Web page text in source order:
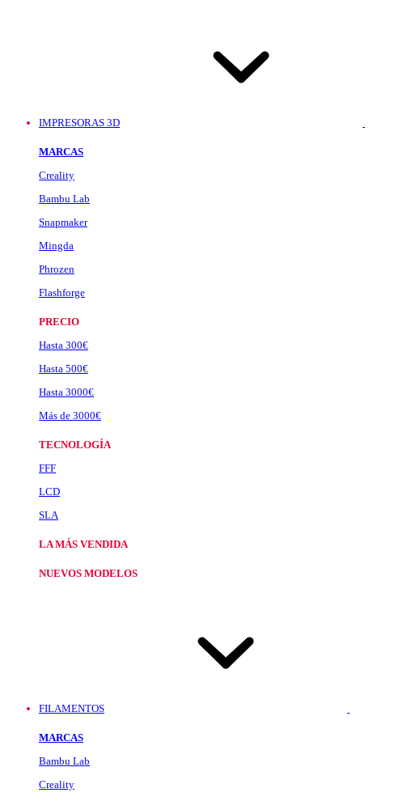
IMPRESORAS 3D
MARCAS
Creality
Bambu Lab
Snapmaker
Mingda
Phrozen
Flashforge
PRECIO
Hasta 300€
Hasta 500€
Hasta 3000€
Más de 3000€
TECNOLOGÍA
FFF
LCD
SLA
LA MÁS VENDIDA
NUEVOS MODELOS
FILAMENTOS
MARCAS
Bambu Lab
Creality